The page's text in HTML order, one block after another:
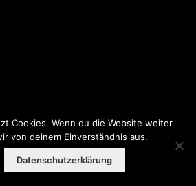
Cookies. Wenn du die Website weiter
von deinem Einverständnis aus.
Datenschutzerklärung